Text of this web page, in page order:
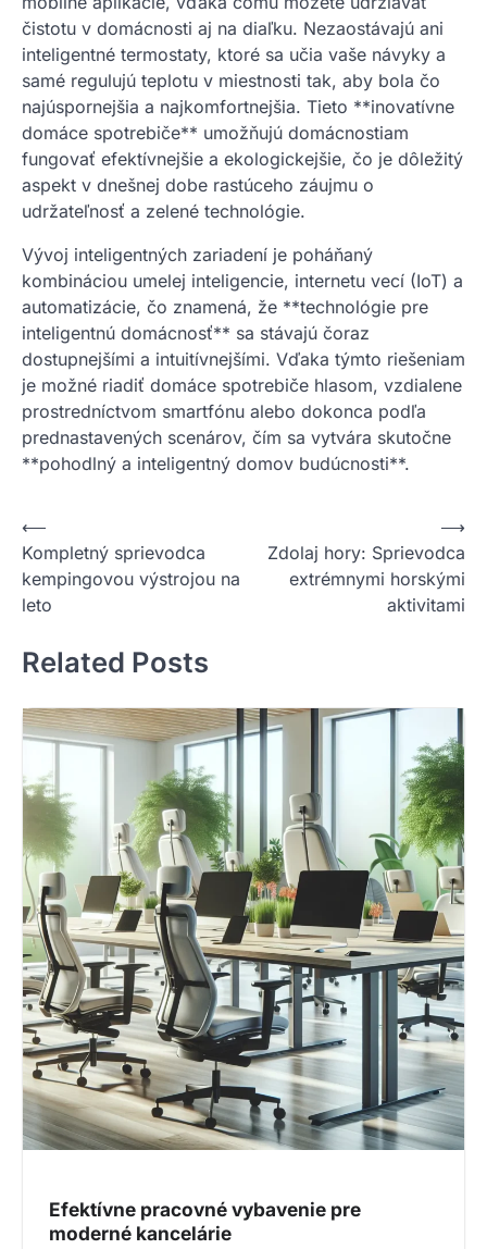
čistotu v domácnosti aj na diaľku. Nezaostávajú ani
inteligentné termostaty, ktoré sa učia vaše návyky a
samé regulujú teplotu v miestnosti tak, aby bola čo
najúspornejšia a najkomfortnejšia. Tieto **inovatívne
domáce spotrebiče** umožňujú domácnostiam
fungovať efektívnejšie a ekologickejšie, čo je dôležitý
aspekt v dnešnej dobe rastúceho záujmu o
udržateľnosť a zelené technológie.
Vývoj inteligentných zariadení je poháňaný
kombináciou umelej inteligencie, internetu vecí (IoT) a
automatizácie, čo znamená, že **technológie pre
inteligentnú domácnosť** sa stávajú čoraz
dostupnejšími a intuitívnejšími. Vďaka týmto riešeniam
je možné riadiť domáce spotrebiče hlasom, vzdialene
prostredníctvom smartfónu alebo dokonca podľa
prednastavených scenárov, čím sa vytvára skutočne
**pohodlný a inteligentný domov budúcnosti**.
Nawigacja
wpisu
⟵
Kompletný sprievodca
kempingovou výstrojou na
leto
Zdolaj hory: Sprievodca
extrémnymi horskými
aktivitami
⟶
Related Posts
Efektívne pracovné vybavenie pre
moderné kancelárie